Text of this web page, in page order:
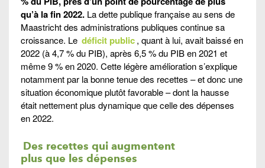
qu’à la fin 2022. La dette publique française au sens de
Maastricht des administrations publiques continue sa
croissance. Le déficit public, quant à lui, avait baissé en
2022 (à 4,7 % du PIB), après 6,5 % du PIB en 2021 et
même 9 % en 2020. Cette légère amélioration s’explique
notamment par la bonne tenue des recettes – et donc une
situation économique plutôt favorable – dont la hausse
était nettement plus dynamique que celle des dépenses
en 2022.
Des recettes qui augmentent
plus que les dépenses